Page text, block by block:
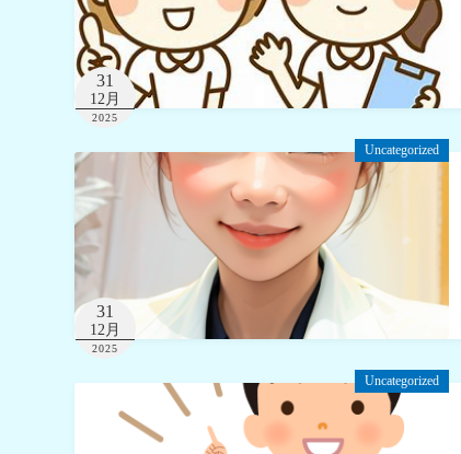
31
12月
2025
Uncategorized
31
12月
2025
Uncategorized